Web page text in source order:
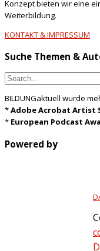
Konzept bieten wir eine
Weiterbildung.
KONTAKT & IMPRESSUM
Suche Themen &
BILDUNGaktuell wurde
*Adobe Acrobat Artist
* European Podcast
Powered by